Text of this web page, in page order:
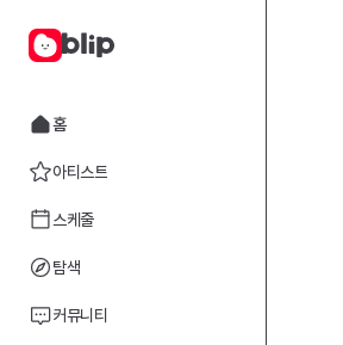
홈
아티스트
스케줄
탐색
커뮤니티